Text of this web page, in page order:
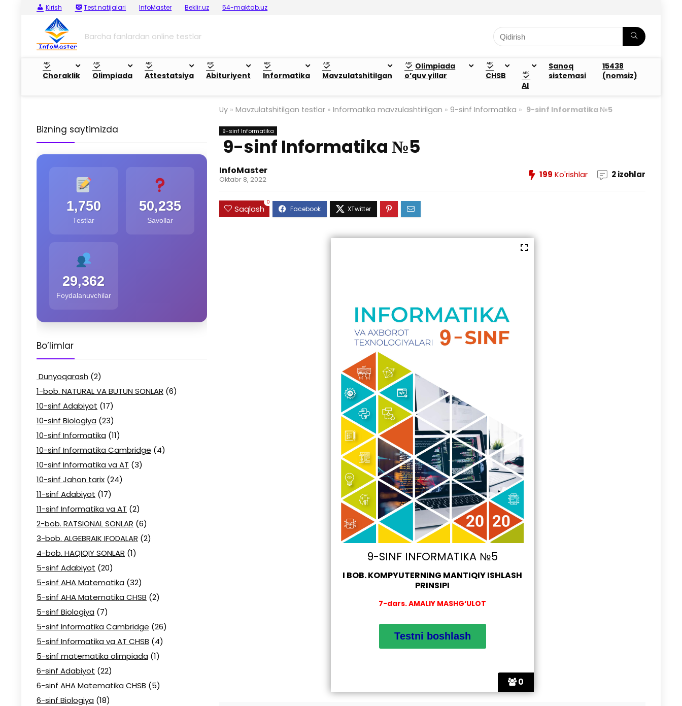
Kirish Test natijalari InfoMaster Beklir.uz 54-maktab.uz
Barcha fanlardan online testlar
Choraklik Olimpiada Attestatsiya Abituriyent Informatika Mavzulatshitilgan
Olimpiada
o’quv yillar
CHSB
AI
Sanoq
sistemasi
15438
(nomsiz)
Uy » Mavzulatshitilgan testlar » Informatika mavzulashtirilgan » 9-sinf Informatika » 9-sinf Informatika №5
9-sinf Informatika
9-sinf Informatika №5
InfoMaster
Oktabr 8, 2022 199 Ko'rishlar 2 izohlar
Saqlash
0
0
9-SINF INFORMATIKA №5
I BOB. KOMPYUTERNING MANTIQIY ISHLASH
PRINSIPI
7-dars. AMALIY MASHG‘ULOT
Bizning saytimizda
1,750
Testlar
50,235
Savollar
29,362
Foydalanuvchilar
Bo’limlar
Dunyoqarash (2)
1-bob. NATURAL VA BUTUN SONLAR (6)
10-sinf Adabiyot (17)
10-sinf Biologiya (23)
10-sinf Informatika (11)
10-sinf Informatika Cambridge (4)
10-sinf Informatika va AT (3)
10-sinf Jahon tarix (24)
11-sinf Adabiyot (17)
11-sinf Informatika va AT (2)
2-bob. RATSIONAL SONLAR (6)
3-bob. ALGEBRAIK IFODALAR (2)
4-bob. HAQIQIY SONLAR (1)
5-sinf Adabiyot (20)
5-sinf AHA Matematika (32)
5-sinf AHA Matematika CHSB (2)
5-sinf Biologiya (7)
5-sinf Informatika Cambridge (26)
5-sinf Informatika va AT CHSB (4)
5-sinf matematika olimpiada (1)
6-sinf Adabiyot (22)
6-sinf AHA Matematika CHSB (5)
6-sinf Biologiya (18)